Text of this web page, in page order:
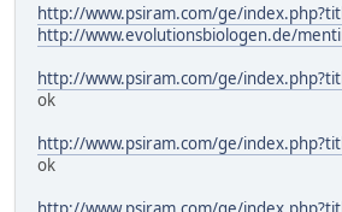
http://www.psiram.com/ge/
http://www.evolutionsbiologen.de/
http://www.psiram.com/ge/
ok
http://www.psiram.com/ge/
ok